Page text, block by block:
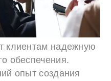
клиентам надежную
обеспечения.
опыт создания